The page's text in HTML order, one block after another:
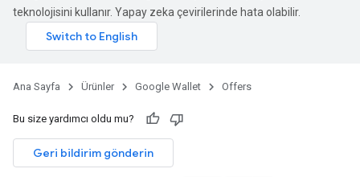
teknolojisini kullanır. Yapay zeka çevirilerinde hata olabilir.
Ana Sayfa Ürünler Google Wallet Offers
Bu size yardımcı oldu mu?
Geri bildirim gönderin